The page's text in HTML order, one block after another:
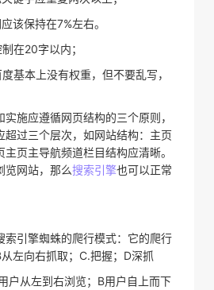
该保持在7%左右。
在20字以内；
基本上没有权重，但不要乱写，
施应遵循网页结构的三个原则，
超过三个层次，如网站结构：主页
页主导航频道栏目结构应清晰。
览网站，那么搜索引擎也可以正常
索引擎蜘蛛的爬行模式：它的爬行
左向右抓取；C.把握；D深抓
户从左到右浏览；B用户自上而下